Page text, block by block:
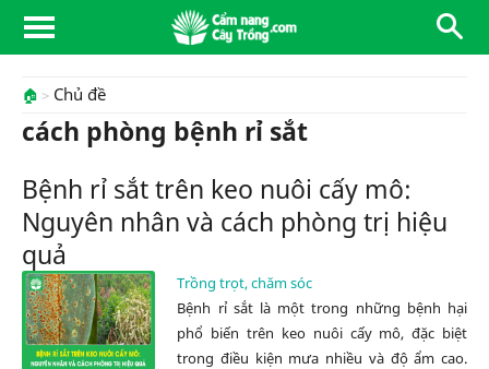
🏠 Chủ đề
cách phòng bệnh rỉ sắt
Bệnh rỉ sắt trên keo nuôi cấy mô:
Nguyên nhân và cách phòng trị hiệu
quả
Trồng trọt, chăm sóc
Bệnh rỉ sắt là một trong những bệnh hại
phổ biến trên keo nuôi cấy mô, đặc biệt
trong điều kiện mưa nhiều và độ ẩm cao.